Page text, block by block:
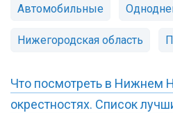
Автомобильные
Нижегородская область
Что посмотреть в Нижнем
окрестностях. Список